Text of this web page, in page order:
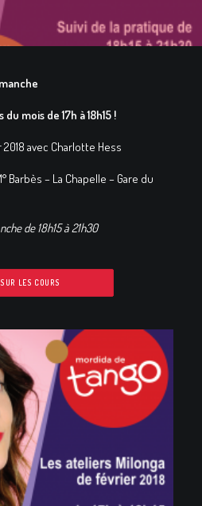
du mois de 17h à 18h15 !
2018 avec Charlotte Hess
Barbès – La Chapelle – Gare du
de 18h15 à 21h30
LES COURS